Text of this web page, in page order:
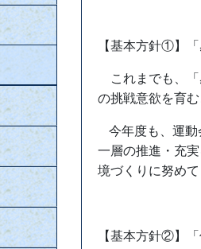
【基本方針①】
これまでも、「
の挑戦意欲を育
今年度も、運
一層の推進・充
境づくりに努めて
【基本方針②】